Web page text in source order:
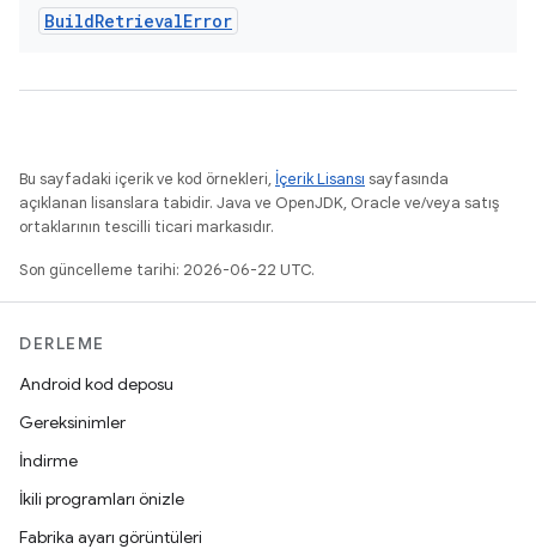
BuildRetrievalError
Bu sayfadaki içerik ve kod örnekleri, İçerik Lisansı sayfasında
açıklanan lisanslara tabidir. Java ve OpenJDK, Oracle ve/veya satış
ortaklarının tescilli ticari markasıdır.
Son güncelleme tarihi: 2026-06-22 UTC.
DERLEME
Android kod deposu
Gereksinimler
İndirme
İkili programları önizle
Fabrika ayarı görüntüleri